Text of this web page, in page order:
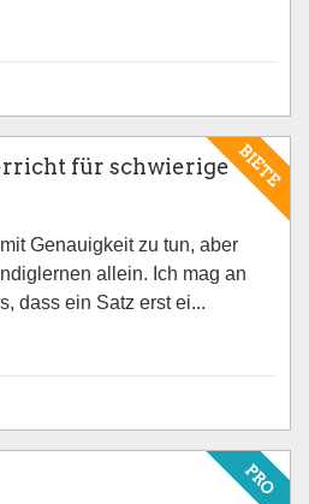
BIETE
für schwierige
Genauigkeit zu tun, aber
allein. Ich mag an
dass ein Satz erst ei...
PRO